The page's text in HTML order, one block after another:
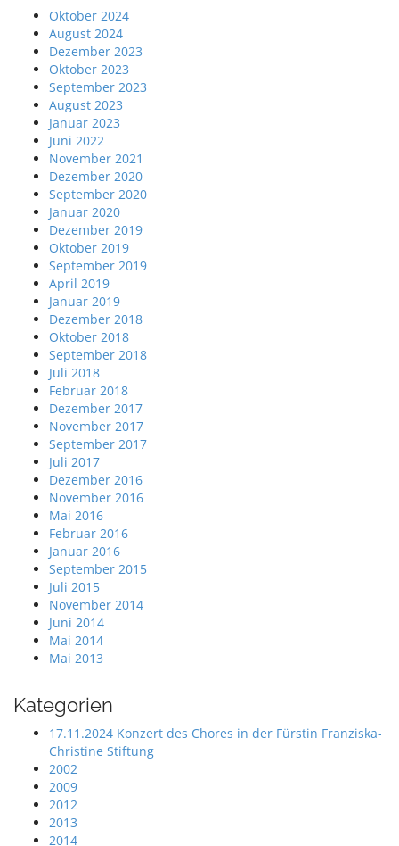
Oktober 2024
August 2024
Dezember 2023
Oktober 2023
September 2023
August 2023
Januar 2023
Juni 2022
November 2021
Dezember 2020
September 2020
Januar 2020
Dezember 2019
Oktober 2019
September 2019
April 2019
Januar 2019
Dezember 2018
Oktober 2018
September 2018
Juli 2018
Februar 2018
Dezember 2017
November 2017
September 2017
Juli 2017
Dezember 2016
November 2016
Mai 2016
Februar 2016
Januar 2016
September 2015
Juli 2015
November 2014
Juni 2014
Mai 2014
Mai 2013
Kategorien
17.11.2024 Konzert des Chores in der Fürstin Franziska-
Christine Stiftung
2002
2009
2012
2013
2014